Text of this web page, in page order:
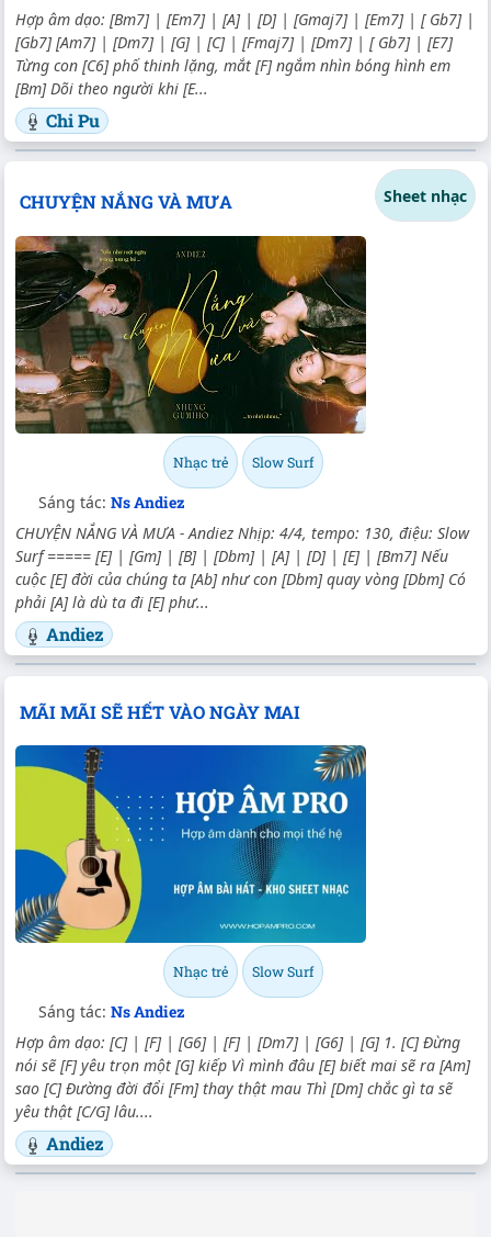
Hợp âm dạo: [Bm7] | [Em7] | [A] | [D] | [Gmaj7] | [Em7] | [ Gb7] |
[Gb7] [Am7] | [Dm7] | [G] | [C] | [Fmaj7] | [Dm7] | [ Gb7] | [E7]
Từng con [C6] phố thinh lặng, mắt [F] ngắm nhìn bóng hình em
[Bm] Dõi theo người khi [E...
Chi Pu
CHUYỆN NẮNG VÀ MƯA Sheet nhạc
Nhạc trẻ Slow Surf
Sáng tác: Ns Andiez
CHUYỆN NẮNG VÀ MƯA - Andiez Nhịp: 4/4, tempo: 130, điệu: Slow
Surf ===== [E] | [Gm] | [B] | [Dbm] | [A] | [D] | [E] | [Bm7] Nếu
cuộc [E] đời của chúng ta [Ab] như con [Dbm] quay vòng [Dbm] Có
phải [A] là dù ta đi [E] phư...
Andiez
MÃI MÃI SẼ HẾT VÀO NGÀY MAI
Nhạc trẻ Slow Surf
Sáng tác: Ns Andiez
Hợp âm dạo: [C] | [F] | [G6] | [F] | [Dm7] | [G6] | [G] 1. [C] Đừng
nói sẽ [F] yêu trọn một [G] kiếp Vì mình đâu [E] biết mai sẽ ra [Am]
sao [C] Đường đời đổi [Fm] thay thật mau Thì [Dm] chắc gì ta sẽ
yêu thật [C/G] lâu....
Andiez